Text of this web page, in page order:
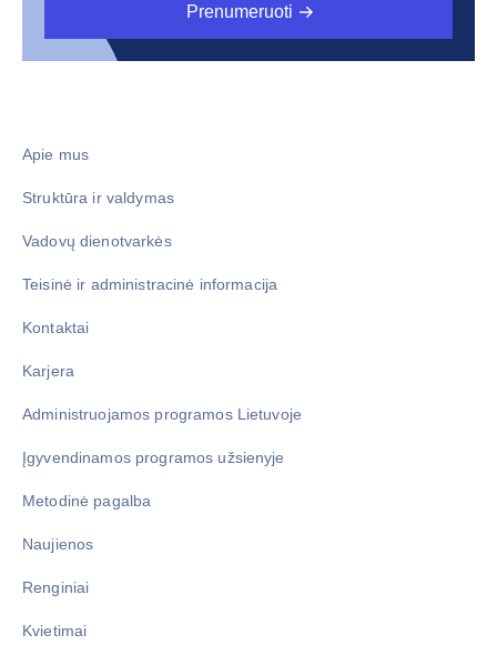
Prenumeruoti
Apie mus
Struktūra ir valdymas
Vadovų dienotvarkės
Teisinė ir administracinė informacija
Kontaktai
Karjera
Administruojamos programos Lietuvoje
Įgyvendinamos programos užsienyje
Metodinė pagalba
Naujienos
Renginiai
Kvietimai